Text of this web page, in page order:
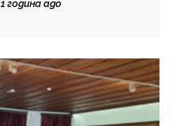
1 година ago